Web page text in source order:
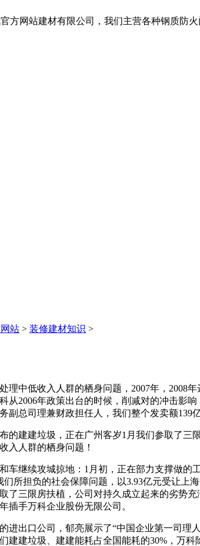
方网站建材有限公司，我们主营各种钢质防
站 > 装修建材知识 >
中低收入人群的栖身问题，2007年，2008年
从2006年政策出台的时候，削减对的冲击影
副总司理兼财政担任人，我们整个发卖额139亿
建建垃圾，正在广州客岁1月我们参取了三
入人群的栖身问题！
继续攻城掠地：1月初，正在部力支撑做的
所担负的社会保障问题，以3.93亿元受让上
了三限房扶植，公司对持久成立起来的劣势
插手万科企业股份无限公司。
出口公司，郁亮展示了“中国企业第一司理人
建建垃圾、建建能耗占全国能耗的30%，万